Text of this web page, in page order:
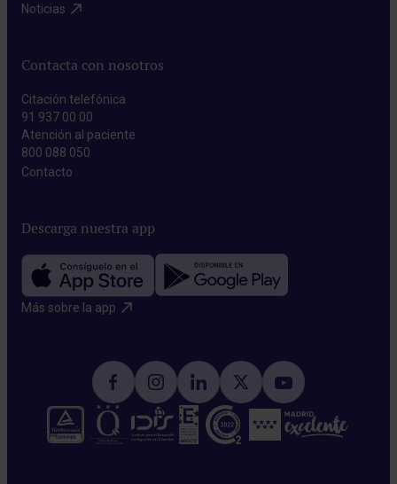
Noticias​
Contacta con nosotros
Citación telefónica
91 937 00 00
Atención al paciente
800 088 050
Contacto​
Descarga nuestra app
Más sobre la app​